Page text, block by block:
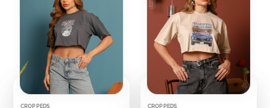
CROPPEDS CROPPEDS